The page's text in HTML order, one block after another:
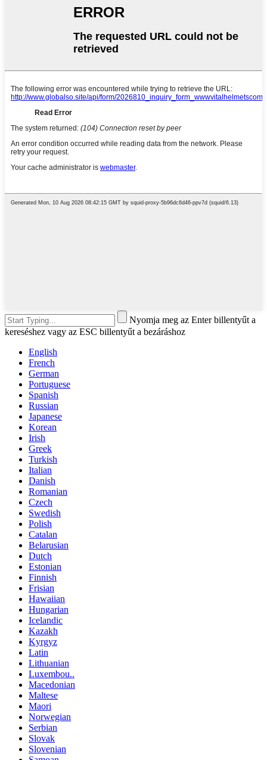
Nyomja meg az Enter billentyűt a
kereséshez vagy az ESC billentyűt a bezáráshoz
English
French
German
Portuguese
Spanish
Russian
Japanese
Korean
Irish
Greek
Turkish
Italian
Danish
Romanian
Czech
Swedish
Polish
Catalan
Belarusian
Dutch
Estonian
Finnish
Frisian
Hawaiian
Hungarian
Icelandic
Kazakh
Kyrgyz
Latin
Lithuanian
Luxembou..
Macedonian
Maltese
Maori
Norwegian
Serbian
Slovak
Slovenian